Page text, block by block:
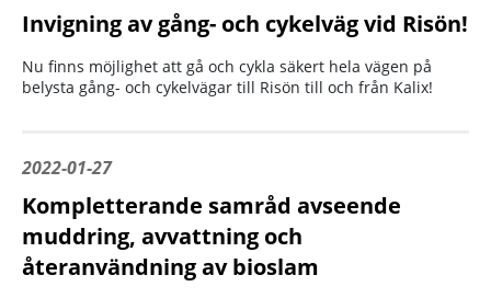
Invigning av gång- och cykelväg vid Risön!
Nu finns möjlighet att gå och cykla säkert hela vägen på
belysta gång- och cykelvägar till Risön till och från Kalix!
2022-01-27
Kompletterande samråd avseende
muddring, avvattning och
återanvändning av bioslam